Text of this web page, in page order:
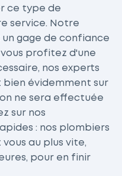
ce type de
service. Notre
gage de confiance
vous profitez d'une
nos experts
évidemment sur
ne sera effectuée
sur nos
: nos plombiers
au plus vite,
pour en finir